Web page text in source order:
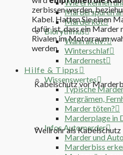
Wie erkennen
Marderspuren
Marderkot
Biorythmus
Wann aktiv?
Winterschlaf
Mardernest
Hilfe & Tipps
Wissenswertes
Typische
Vergrämen,
Marder töten?
Marderplage in
Infos Automarder
Marder und
Marderbiss
zerbissen werden,
Kabel. Hatten Sie einen
dafür ist, dass ein Marder
Rivalen im Motorraum
werden.
Kabelschutz vor
Wellrohr als Kabelschutz